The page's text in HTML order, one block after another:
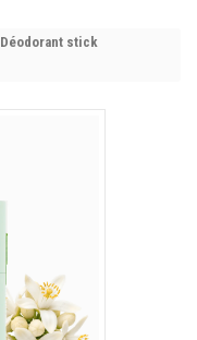
Déodorant stick